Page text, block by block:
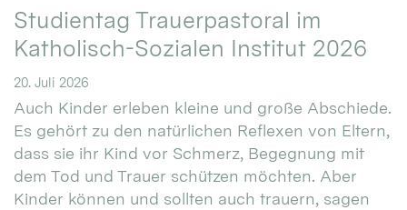
Studientag Trauerpastoral im
Katholisch-Sozialen Institut 2026
20. Juli 2026
Auch Kinder erleben kleine und große Abschiede.
Es gehört zu den natürlichen Reflexen von Eltern,
dass sie ihr Kind vor Schmerz, Begegnung mit
dem Tod und Trauer schützen möchten. Aber
Kinder können und sollten auch trauern, sagen